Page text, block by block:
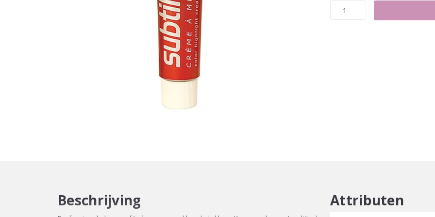
Subtil
Beschrijving Attributen